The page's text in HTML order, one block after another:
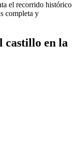
el recorrido histórico
completa y
castillo en la